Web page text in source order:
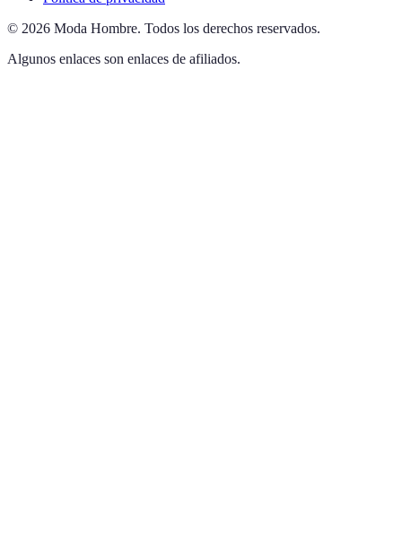
© 2026 Moda Hombre. Todos los derechos reservados.
Algunos enlaces son enlaces de afiliados.